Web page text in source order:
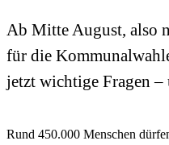
Ab Mitte August, also
für die
jetzt wichtige Fragen –
Rund 450.000 Menschen